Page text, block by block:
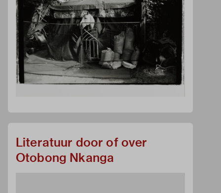
Literatuur door of over
Otobong Nkanga